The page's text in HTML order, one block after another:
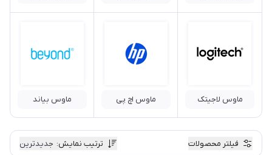
ماوس لاجیتک ماوس اچ پی ماوس بیاند
فیلتر محصولات ترتیب نمایش: جدیدترین